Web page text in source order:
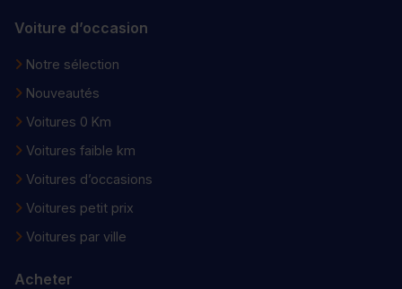
Voiture d’occasion
Notre sélection
Nouveautés
Voitures 0 Km
Voitures faible km
Voitures d’occasions
Voitures petit prix
Voitures par ville
Acheter